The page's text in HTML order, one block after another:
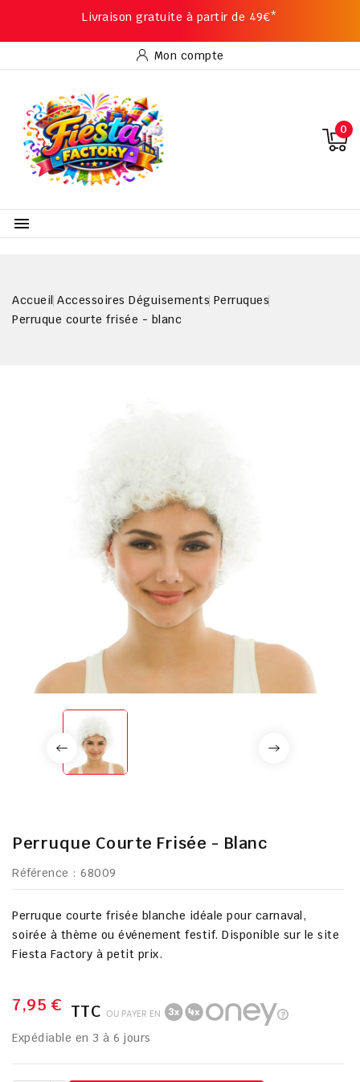
Livraison gratuite à partir de 49€*
Mon compte
0

Accueil Accessoires Déguisements Perruques
Perruque courte frisée - blanc
Perruque Courte Frisée - Blanc
Référence : 68009
Perruque courte frisée blanche idéale pour carnaval,
soirée à thème ou événement festif. Disponible sur le site
Fiesta Factory à petit prix.
7,95 € TTC OU PAYER EN
Expédiable en 3 à 6 jours